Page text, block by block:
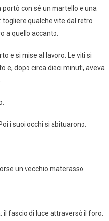
portò con sé un martello e una
togliere qualche vite dal retro
a quello accanto.
e si mise al lavoro. Le viti si
e, dopo circa dieci minuti, aveva
i suoi occhi si abituarono.
un vecchio materasso.
il fascio di luce attraversò il foro.